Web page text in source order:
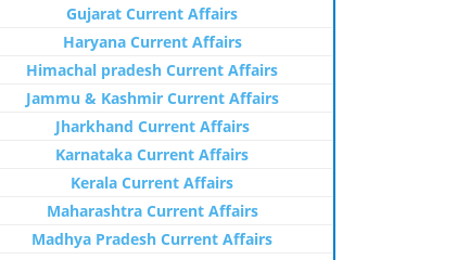
Gujarat Current Affairs
Haryana Current Affairs
Himachal pradesh Current Affairs
Jammu & Kashmir Current Affairs
Jharkhand Current Affairs
Karnataka Current Affairs
Kerala Current Affairs
Maharashtra Current Affairs
Madhya Pradesh Current Affairs